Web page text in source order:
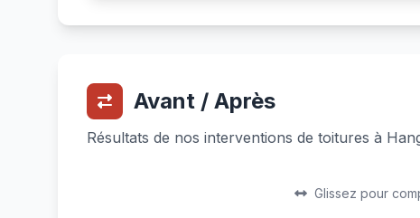
Avant / Après
Résultats de nos interventions de toitures à
Après
Glissez pour